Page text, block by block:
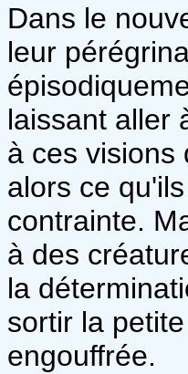
Dans le
leur
laissant aller
à ces visions
alors ce
contrainte.
à des
la
sortir la
engouffrée.